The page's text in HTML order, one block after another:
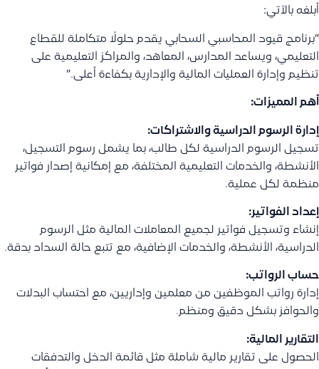
أبلغه بالآتي:
“برنامج قيود المحاسبي السحابي يقدم حلولًا متكاملة للقطاع
التعليمي، ويساعد المدارس، المعاهد، والمراكز التعليمية على
تنظيم وإدارة العمليات المالية والإدارية بكفاءة أعلى.”
أهم المميزات:
إدارة الرسوم الدراسية والاشتراكات:
تسجيل الرسوم الدراسية لكل طالب، بما يشمل رسوم التسجيل،
الأنشطة، والخدمات التعليمية المختلفة، مع إمكانية إصدار فواتير
منظمة لكل عملية.
إعداد الفواتير:
إنشاء وتسجيل فواتير لجميع المعاملات المالية مثل الرسوم
الدراسية، الأنشطة، والخدمات الإضافية، مع تتبع حالة السداد بدقة.
حساب الرواتب:
إدارة رواتب الموظفين من معلمين وإداريين، مع احتساب البدلات
والحوافز بشكل دقيق ومنظم.
التقارير المالية:
الحصول على تقارير مالية شاملة مثل قائمة الدخل والتدفقات